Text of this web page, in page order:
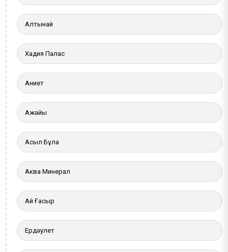
Алтынай
Хадия Палас
Ақниет
Ақжайық
Асыл Бұлақ
Аква Минерал
Ай Ғасыр
Ердәулет